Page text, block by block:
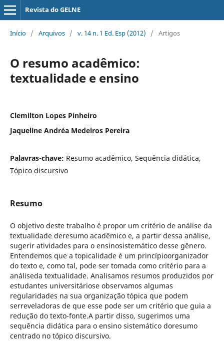
Revista do GELNE
Início / Arquivos / v. 14 n. 1 Ed. Esp (2012) / Artigos
O resumo acadêmico:
textualidade e ensino
Clemilton Lopes Pinheiro
Jaqueline Andréa Medeiros Pereira
Palavras-chave: Resumo acadêmico, Sequência didática,
Tópico discursivo
Resumo
O objetivo deste trabalho é propor um critério de análise da
textualidade deresumo acadêmico e, a partir dessa análise,
sugerir atividades para o ensinosistemático desse gênero.
Entendemos que a topicalidade é um princípioorganizador
do texto e, como tal, pode ser tomada como critério para a
análiseda textualidade. Analisamos resumos produzidos por
estudantes universitáriose observamos algumas
regularidades na sua organização tópica que podem
serreveladoras de que esse pode ser um critério que guia a
redução do texto-fonte.A partir disso, sugerimos uma
sequência didática para o ensino sistemático doresumo
centrado no tópico discursivo.